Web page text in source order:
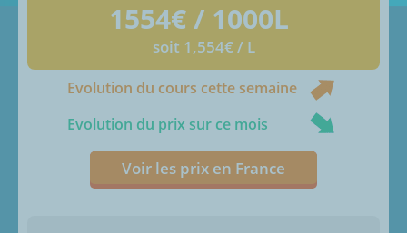
1554€ / 1000L
soit 1,554€ / L
Evolution du cours cette semaine
Evolution du prix sur ce mois
Voir les prix en France